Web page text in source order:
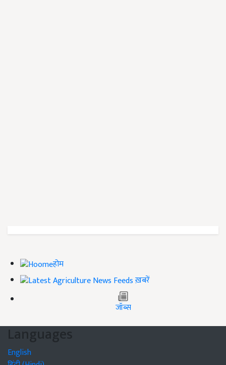
होम
ख़बरें
जॉब्स
Languages
English